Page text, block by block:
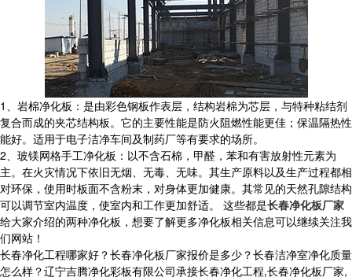
1、岩棉净化板：是由彩色钢板作表层，结构岩棉为芯层，与特种粘结剂
复合而成的夹芯结构板。它的主要性能是防火阻燃性能更佳；保温隔热性
能好。适用于电子洁净车间及制药厂等有要求的场所。
2、玻镁网格手工净化板：以不含石棉，甲醛，苯和有害放射性元素为
主。在火灾情况下依旧无烟、无毒、无味。其生产原料以及生产过程都相
对环保，使用时板面不含粉末，对身体更加健康。其常见的天然孔隙结构
可以调节室内温度，使室内和工作更加舒适。 这些都是长春净化板厂家
给大家介绍的两种净化板，想要了解更多净化板相关信息可以继续关注我
们网站！
长春净化工程哪家好？长春净化板厂家报价是多少？长春洁净室净化质量
怎么样？辽宁吉腾净化彩板有限公司承接长春净化工程,长春净化板厂家,